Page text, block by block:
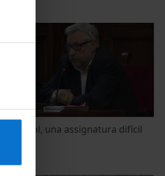
del sòl, una assignatura difícil
2014